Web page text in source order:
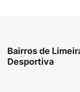
Bairros de
Desportiva